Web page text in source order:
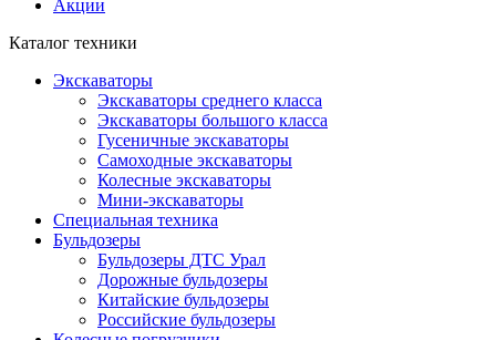
Акции
Каталог техники
Экскаваторы
Экскаваторы среднего класса
Экскаваторы большого класса
Гусеничные экскаваторы
Самоходные экскаваторы
Колесные экскаваторы
Мини-экскаваторы
Специальная техника
Бульдозеры
Бульдозеры ДТС Урал
Дорожные бульдозеры
Китайские бульдозеры
Российские бульдозеры